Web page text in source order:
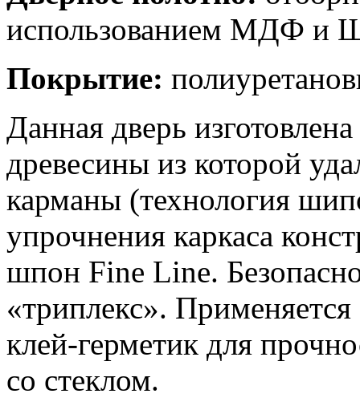
использованием МДФ
Покрытие:
Данная дверь
древесины из которой
карманы (технология
упрочнения каркаса
шпон Fine Line.
«триплекс».
клей-герметик для
со стеклом.